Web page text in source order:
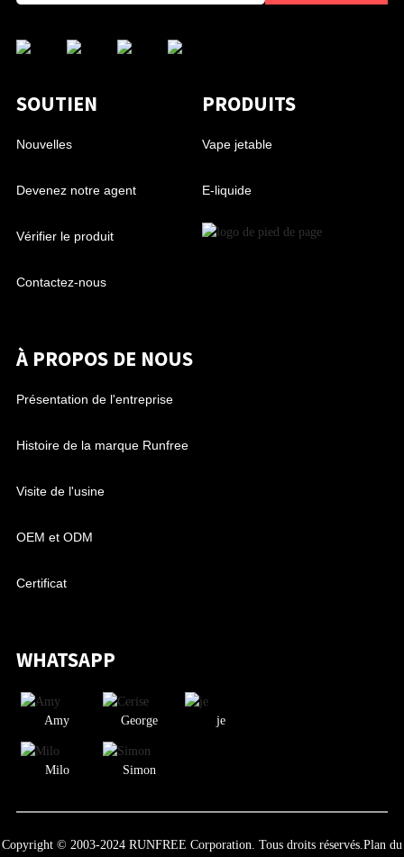
SOUTIEN
Nouvelles
Devenez notre agent
Vérifier le produit
Contactez-nous
PRODUITS
Vape jetable
E-liquide
À PROPOS DE NOUS
Présentation de l'entreprise
Histoire de la marque Runfree
Visite de l'usine
OEM et ODM
Certificat
WHATSAPP
Amy George je
Milo Simon
Copyright © 2003-2024 RUNFREE Corporation. Tous droits réservés.Plan du